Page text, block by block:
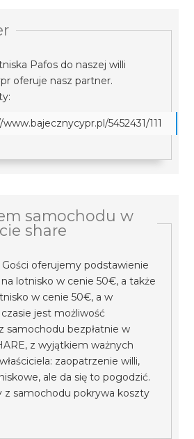
Pafos do naszej willi
oferuje nasz partner.
5452431/111
samochodu w
share
Gości oferujemy podstawienie
lotnisko w cenie 50€, a także
w cenie 50€, a w
jest możliwość
samochodu bezpłatnie w
z wyjątkiem ważnych
zaopatrzenie willi,
ale da się to pogodzić.
z samochodu pokrywa koszty